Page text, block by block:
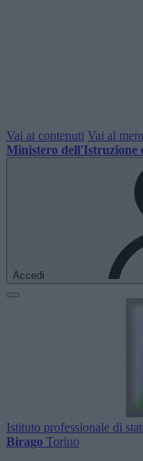
Vai ai contenuti Vai al
Ministero dell'Istruzione
Accedi
Istituto professionale di
Birago Torino